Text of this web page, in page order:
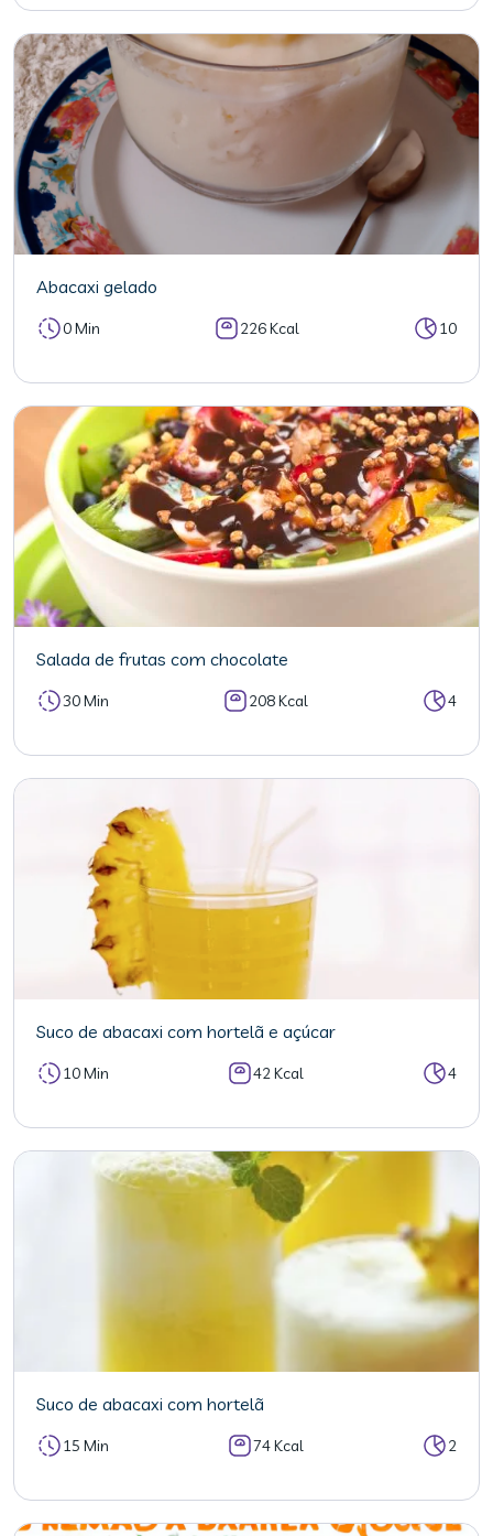
Abacaxi gelado
0 Min 226 Kcal 10
Salada de frutas com chocolate
30 Min 208 Kcal 4
Suco de abacaxi com hortelã e açúcar
10 Min 42 Kcal 4
Suco de abacaxi com hortelã
15 Min 74 Kcal 2